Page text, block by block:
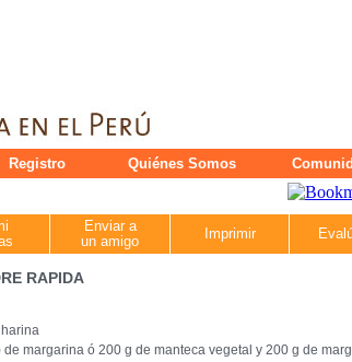
Registro Quiénes Somos
Enviar a
un amigo
Imprimir
RAPIDA
de margarina ó 200 g de manteca vegetal y 200 g de